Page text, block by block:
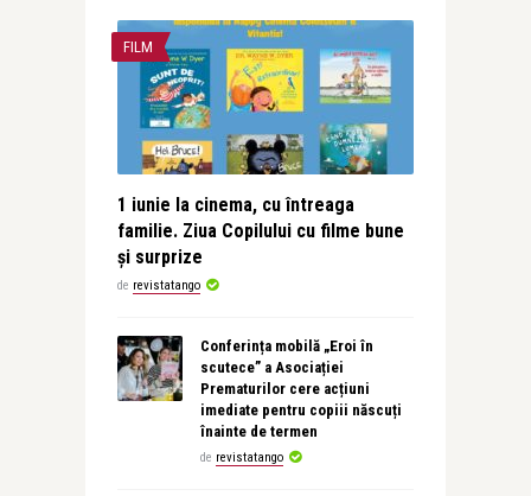
FILM
1 iunie la cinema, cu întreaga
familie. Ziua Copilului cu filme bune
și surprize
de revistatango
Conferința mobilă „Eroi în
scutece” a Asociației
Prematurilor cere acțiuni
imediate pentru copiii născuți
înainte de termen
de revistatango